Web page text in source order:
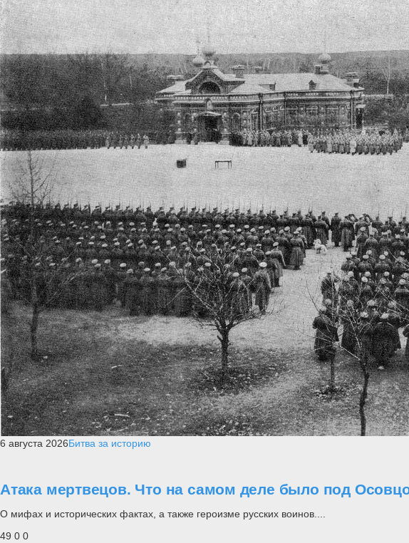
6 августа 2026Битва за историю
Атака мертвецов. Что на самом деле было под
О мифах и исторических фактах, а также героизме русских воинов....
49 0 0